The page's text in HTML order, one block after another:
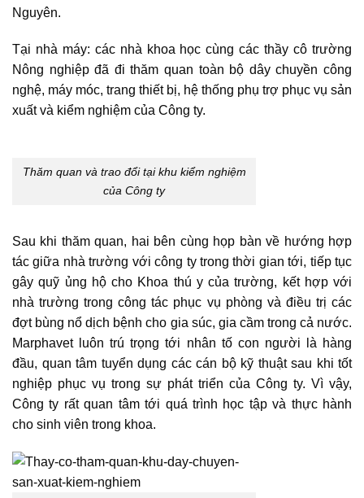
Nguyên.
Tại nhà máy: các nhà khoa học cùng các thầy cô trường
Nông nghiệp đã đi thăm quan toàn bộ dây chuyền công
nghệ, máy móc, trang thiết bị, hệ thống phụ trợ phục vụ sản
xuất và kiểm nghiệm của Công ty.
Thăm quan và trao đổi tại khu kiểm nghiệm
của Công ty
Sau khi thăm quan, hai bên cùng họp bàn về hướng hợp
tác giữa nhà trường với công ty trong thời gian tới, tiếp tục
gây quỹ ủng hộ cho Khoa thú y của trường, kết hợp với
nhà trường trong công tác phục vụ phòng và điều trị các
đợt bùng nổ dịch bệnh cho gia súc, gia cầm trong cả nước.
Marphavet luôn trú trọng tới nhân tố con người là hàng
đầu, quan tâm tuyển dụng các cán bộ kỹ thuật sau khi tốt
nghiệp phục vụ trong sự phát triển của Công ty. Vì vậy,
Công ty rất quan tâm tới quá trình học tập và thực hành
cho sinh viên trong khoa.